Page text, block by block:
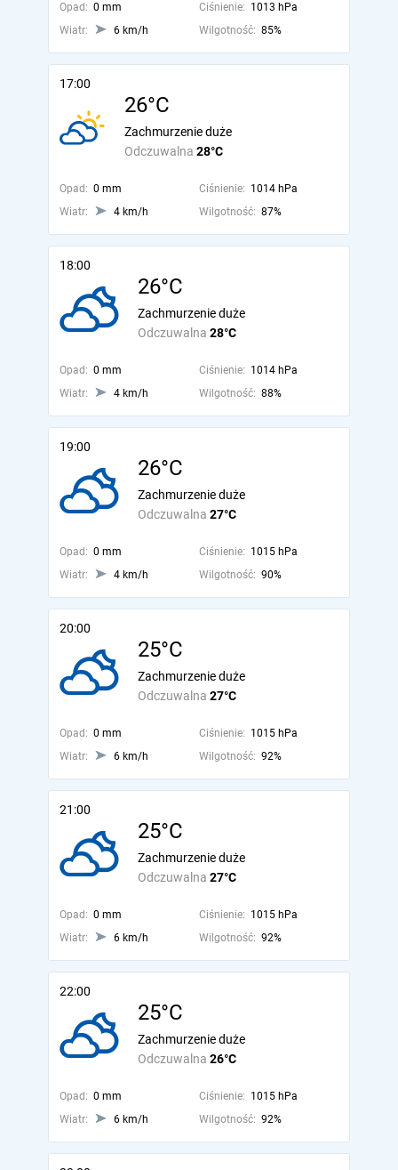
Opad: 0 mm Ciśnienie: 1013 hPa
Wiatr:
6 km/h Wilgotność: 85%
17:00
26°C
Odczuwalna 28°C
Zachmurzenie duże
Opad: 0 mm Ciśnienie: 1014 hPa
Wiatr:
4 km/h Wilgotność: 87%
18:00
26°C
Odczuwalna 28°C
Zachmurzenie duże
Opad: 0 mm Ciśnienie: 1014 hPa
Wiatr:
4 km/h Wilgotność: 88%
19:00
26°C
Odczuwalna 27°C
Zachmurzenie duże
Opad: 0 mm Ciśnienie: 1015 hPa
Wiatr:
4 km/h Wilgotność: 90%
20:00
25°C
Odczuwalna 27°C
Zachmurzenie duże
Opad: 0 mm Ciśnienie: 1015 hPa
Wiatr:
6 km/h Wilgotność: 92%
21:00
25°C
Odczuwalna 27°C
Zachmurzenie duże
Opad: 0 mm Ciśnienie: 1015 hPa
Wiatr:
6 km/h Wilgotność: 92%
22:00
25°C
Odczuwalna 26°C
Zachmurzenie duże
Opad: 0 mm Ciśnienie: 1015 hPa
Wiatr:
6 km/h Wilgotność: 92%